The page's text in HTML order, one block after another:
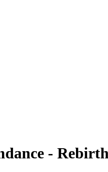
-